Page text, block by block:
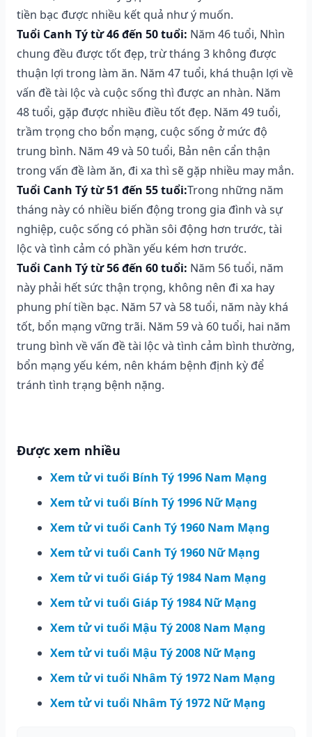
tiền bạc được nhiều kết quả như ý muốn.
Tuổi Canh Tý từ 46 đến 50 tuổi: Năm 46 tuổi, Nhìn
chung đều được tốt đẹp, trừ tháng 3 không được
thuận lợi trong làm ăn. Năm 47 tuổi, khá thuận lợi về
vấn đề tài lộc và cuộc sống thì được an nhàn. Năm
48 tuổi, gặp được nhiều điều tốt đẹp. Năm 49 tuổi,
trầm trọng cho bổn mạng, cuộc sống ở mức độ
trung bình. Năm 49 và 50 tuổi, Bản nên cẩn thận
trong vấn đề làm ăn, đi xa thì sẽ gặp nhiều may mắn.
Tuổi Canh Tý từ 51 đến 55 tuổi:Trong những năm
tháng này có nhiều biến động trong gia đình và sự
nghiệp, cuộc sống có phần sôi động hơn trước, tài
lộc và tình cảm có phần yếu kém hơn trước.
Tuổi Canh Tý từ 56 đến 60 tuổi: Năm 56 tuổi, năm
này phải hết sức thận trọng, không nên đi xa hay
phung phí tiền bạc. Năm 57 và 58 tuổi, năm này khá
tốt, bổn mạng vững trãi. Năm 59 và 60 tuổi, hai năm
trung bình về vấn đề tài lộc và tình cảm bình thường,
bổn mạng yếu kém, nên khám bệnh định kỳ để
tránh tình trạng bệnh nặng.
Được xem nhiều
Xem tử vi tuổi Bính Tý 1996 Nam Mạng
Xem tử vi tuổi Bính Tý 1996 Nữ Mạng
Xem tử vi tuổi Canh Tý 1960 Nam Mạng
Xem tử vi tuổi Canh Tý 1960 Nữ Mạng
Xem tử vi tuổi Giáp Tý 1984 Nam Mạng
Xem tử vi tuổi Giáp Tý 1984 Nữ Mạng
Xem tử vi tuổi Mậu Tý 2008 Nam Mạng
Xem tử vi tuổi Mậu Tý 2008 Nữ Mạng
Xem tử vi tuổi Nhâm Tý 1972 Nam Mạng
Xem tử vi tuổi Nhâm Tý 1972 Nữ Mạng